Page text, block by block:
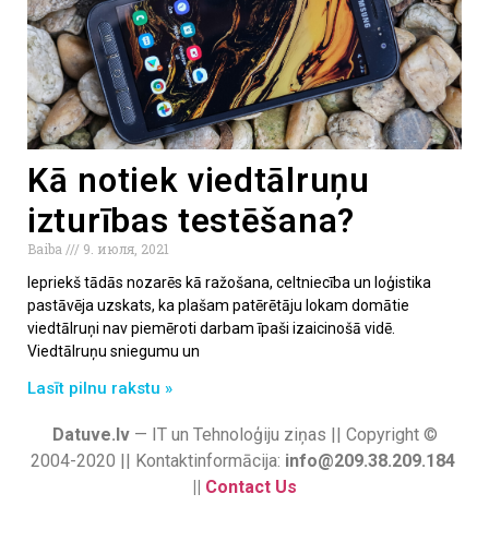
Kā notiek viedtālruņu
izturības testēšana?
Baiba
9. июля, 2021
Iepriekš tādās nozarēs kā ražošana, celtniecība un loģistika
pastāvēja uzskats, ka plašam patērētāju lokam domātie
viedtālruņi nav piemēroti darbam īpaši izaicinošā vidē.
Viedtālruņu sniegumu un
Lasīt pilnu rakstu »
Datuve.lv— IT un Tehnoloģiju ziņas || Copyright ©
2004-2020 || Kontaktinformācija: info@209.38.209.184
|| Contact Us